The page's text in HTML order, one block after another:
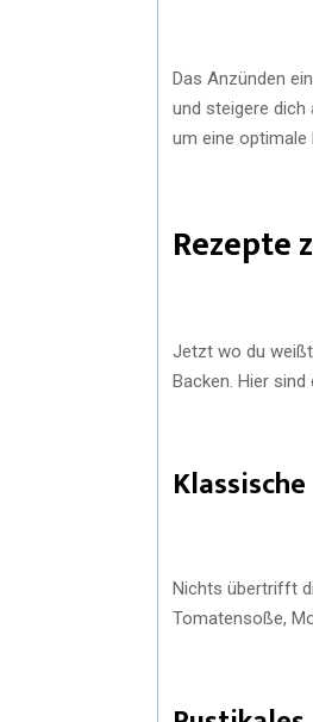
Das Anzünden
und steigere dich
um eine optimale
Rezepte
Jetzt wo du
Backen. Hier
Nichts übertrifft
Tomatensoße,